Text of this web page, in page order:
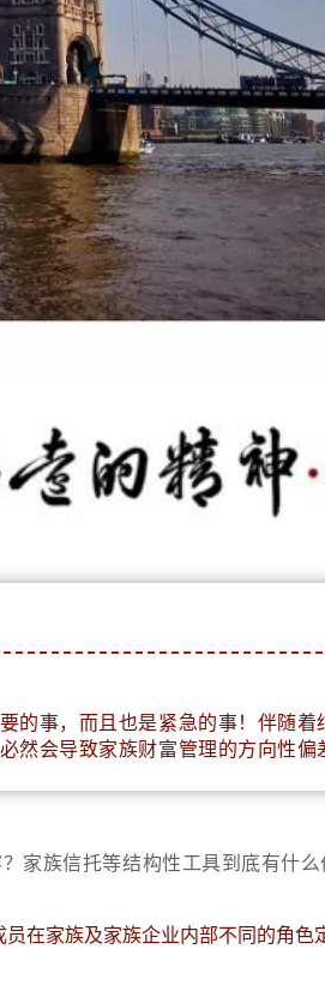
的事，而且也是紧急的事！伴随
会导致家族财富管理的方向性偏
家族信托等结构性工具到底有什
在家族及家族企业内部不同的角色